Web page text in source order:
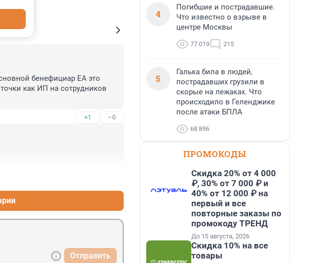
бенефициар ЕА это
как ИП на сотрудников
+1 –0
Отправить
4
Погибшие и пострадавшие.
Что известно о взрыве в
центре Москвы
77 019 215
5
Галька била в людей,
пострадавших грузили в
скорые на лежаках. Что
происходило в Геленджике
после атаки БПЛА
68 896
ПРОМОКОДЫ
Скидка 20% от 4 000
₽, 30% от 7 000 ₽ и
40% от 12 000 ₽ на
первый и все
повторные заказы по
промокоду ТРЕНД
До 15 августа, 2026
Скидка 10% на все
товары